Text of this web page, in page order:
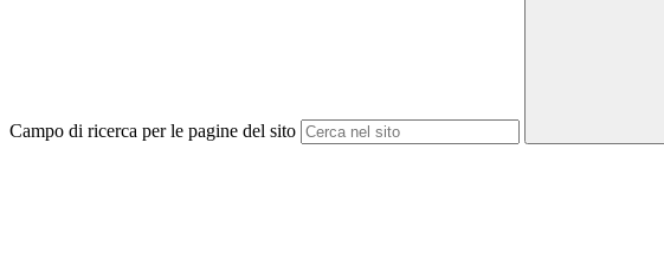
Campo di ricerca per le pagine del sito